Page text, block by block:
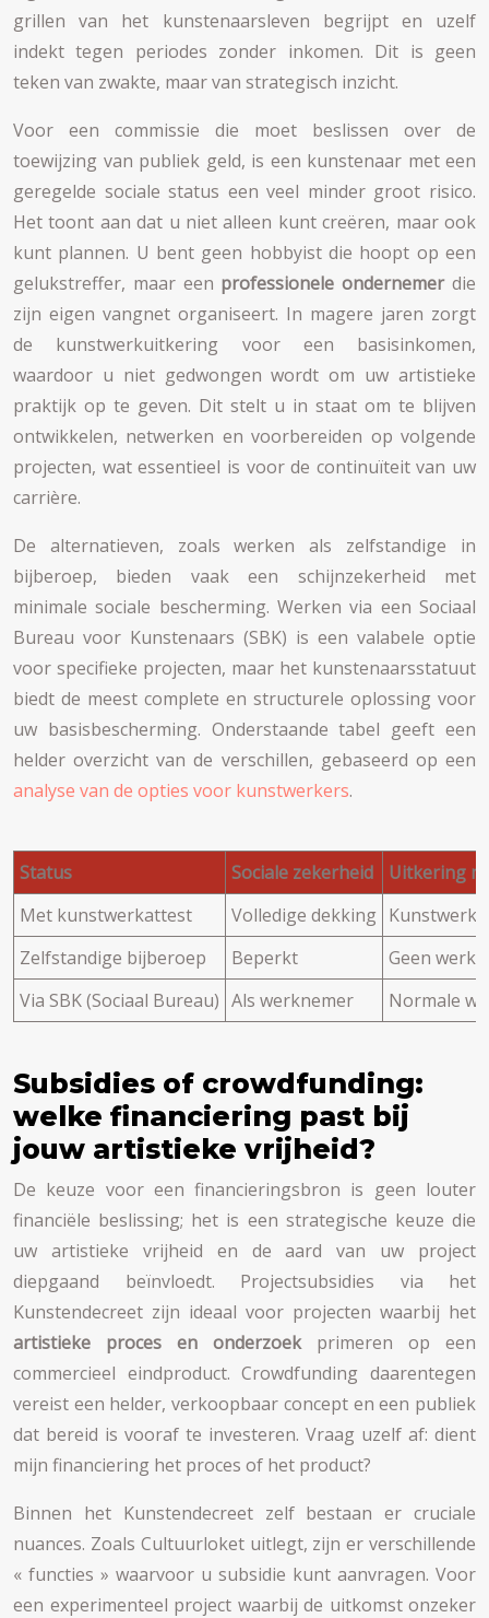
grillen van het kunstenaarsleven begrijpt en uzelf
indekt tegen periodes zonder inkomen. Dit is geen
teken van zwakte, maar van strategisch inzicht.
Voor een commissie die moet beslissen over de
toewijzing van publiek geld, is een kunstenaar met een
geregelde sociale status een veel minder groot risico.
Het toont aan dat u niet alleen kunt creëren, maar ook
kunt plannen. U bent geen hobbyist die hoopt op een
gelukstreffer, maar een professionele ondernemerdie
zijn eigen vangnet organiseert. In magere jaren zorgt
de kunstwerkuitkering voor een basisinkomen,
waardoor u niet gedwongen wordt om uw artistieke
praktijk op te geven. Dit stelt u in staat om te blijven
ontwikkelen, netwerken en voorbereiden op volgende
projecten, wat essentieel is voor de continuïteit van uw
carrière.
De alternatieven, zoals werken als zelfstandige in
bijberoep, bieden vaak een schijnzekerheid met
minimale sociale bescherming. Werken via een Sociaal
Bureau voor Kunstenaars (SBK) is een valabele optie
voor specifieke projecten, maar het kunstenaarsstatuut
biedt de meest complete en structurele oplossing voor
uw basisbescherming. Onderstaande tabel geeft een
helder overzicht van de verschillen, gebaseerd op een
analyse van de opties voor kunstwerkers.
Status Sociale zekerheid
Uitkering
Met kunstwerkattest
Volledige dekking
Zelfstandige bijberoep
Beperkt
Geen
Via SBK (Sociaal Bureau) Als werknemer Normale
Subsidies of crowdfunding:
welke financiering past bij
jouw artistieke vrijheid?
De keuze voor een financieringsbron is geen louter
financiële beslissing; het is een strategische keuze die
uw artistieke vrijheid en de aard van uw project
diepgaand beïnvloedt. Projectsubsidies via het
Kunstendecreet zijn ideaal voor projecten waarbij het
artistieke proces en onderzoekprimeren op een
commercieel eindproduct. Crowdfunding daarentegen
vereist een helder, verkoopbaar concept en een publiek
dat bereid is vooraf te investeren. Vraag uzelf af: dient
mijn financiering het proces of het product?
Binnen het Kunstendecreet zelf bestaan er cruciale
nuances. Zoals Cultuurloket uitlegt, zijn er verschillende
« functies » waarvoor u subsidie kunt aanvragen. Voor
een experimenteel project waarbij de uitkomst onzeker